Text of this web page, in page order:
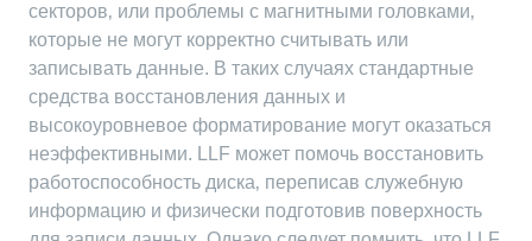
секторов‚ или проблемы с магнитными головками‚
которые не могут корректно считывать или
записывать данные. В таких случаях стандартные
средства восстановления данных и
высокоуровневое форматирование могут оказаться
неэффективными. LLF может помочь восстановить
работоспособность диска‚ переписав служебную
информацию и физически подготовив поверхность